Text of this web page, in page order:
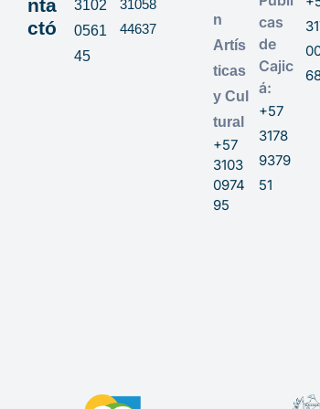
nta
ctó
3102
0561
45
31058
44637
n
Artís
ticas
y Cul
tural
+57
3103
0974
95
cas
de
Cajic
á:
+57
3178
9379
51